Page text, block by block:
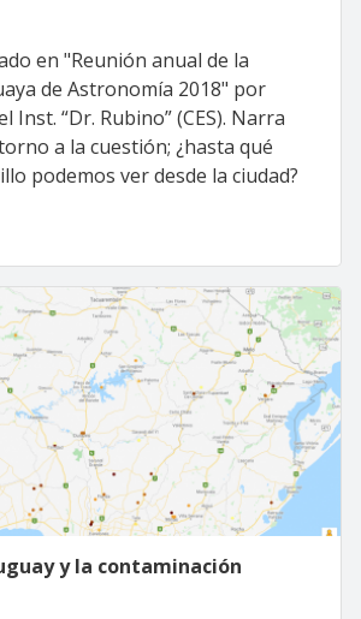
en "Reunión anual de la
de Astronomía 2018" por
Inst. “Dr. Rubino” (CES). Narra
a la cuestión; ¿hasta qué
podemos ver desde la ciudad?
y la contaminación